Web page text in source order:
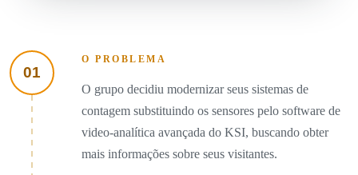
01
O PROBLEMA
O grupo decidiu modernizar seus sistemas de
contagem substituindo os sensores pelo software de
video-analítica avançada do KSI, buscando obter
mais informações sobre seus visitantes.